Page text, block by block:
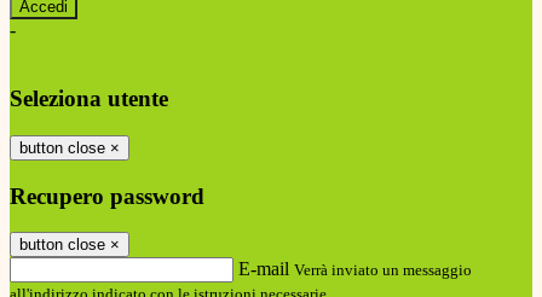
-
Seleziona utente
button close ×
Recupero password
button close ×
E-mail Verrà inviato un messaggio